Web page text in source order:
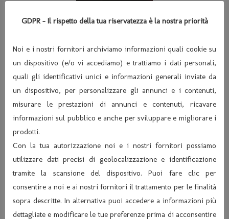
Condividi:
GDPR - Il rispetto della tua riservatezza è la nostra priorità
Noi e i nostri fornitori archiviamo informazioni quali cookie su
un dispositivo (e/o vi accediamo) e trattiamo i dati personali,
quali gli identificativi unici e informazioni generali inviate da
un dispositivo, per personalizzare gli annunci e i contenuti,
misurare le prestazioni di annunci e contenuti, ricavare
informazioni sul pubblico e anche per sviluppare e migliorare i
prodotti.
Con la tua autorizzazione noi e i nostri fornitori possiamo
utilizzare dati precisi di geolocalizzazione e identificazione
tramite la scansione del dispositivo. Puoi fare clic per
consentire a noi e ai nostri fornitori il trattamento per le finalità
sopra descritte. In alternativa puoi accedere a informazioni più
dettagliate e modificare le tue preferenze prima di acconsentire